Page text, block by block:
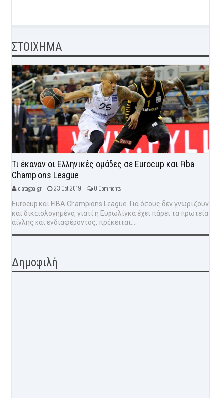
ΣΤΟΙΧΗΜΑ
Τι έκαναν οι Ελληνικές ομάδες σε Eurocup και Fiba
Champions League
olatagoal.gr - 23 Oct 2019 - 0 Comments
Eurocup και FIBA Champions League. Για όσους δεν γνωρίζουν
και δικαιολογημένα, γιατί η Ευρωλίγκα έχει πάρει τα πρωτεία
αίγλης και ενδιαφέροντος, πρόκειται...
Δημοφιλή